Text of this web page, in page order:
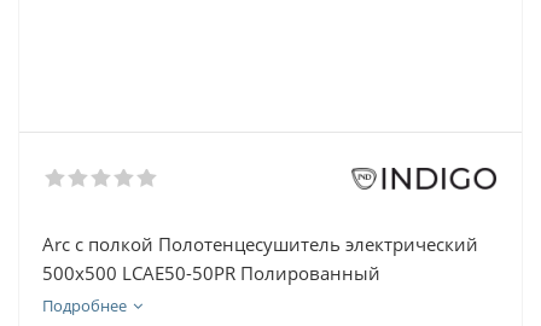
Arc с полкой Полотенцесушитель электрический
500х500 LCAE50-50PR Полированный
Подробнее